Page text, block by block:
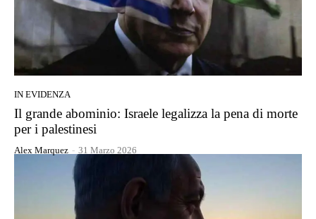
IN EVIDENZA
Il grande abominio: Israele legalizza la pena di morte
per i palestinesi
Alex Marquez - 31 Marzo 2026